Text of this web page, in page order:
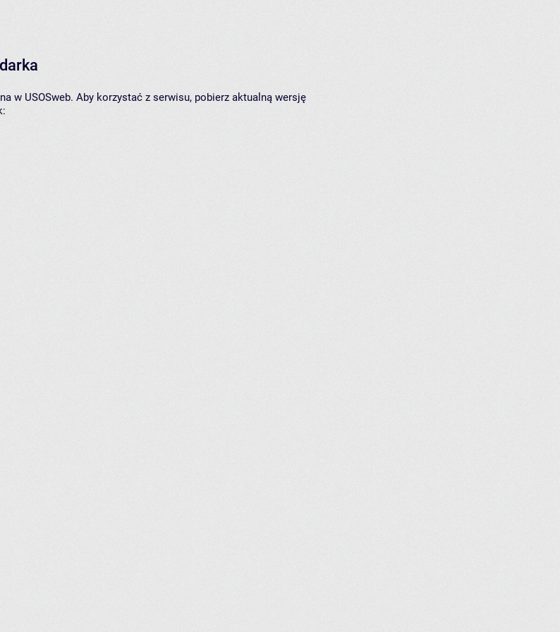
w USOSweb. Aby korzystać z serwisu, pobierz aktualną wersję